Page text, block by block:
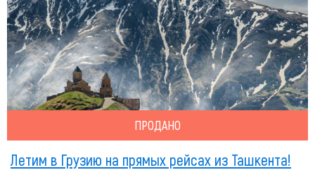
ПРОДАНО
Летим в Грузию на прямых рейсах из Ташкента!